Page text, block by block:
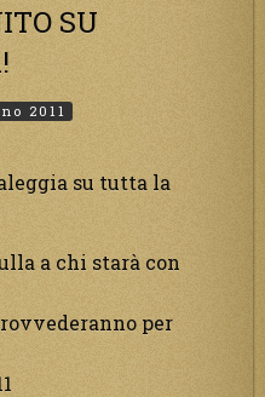
SU
2011
su tutta la
a chi starà con
per